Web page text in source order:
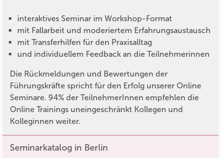
interaktives Seminar im Workshop-Format
mit Fallarbeit und moderiertem Erfahrungsaustausch
mit Transferhilfen für den Praxisalltag
und individuellem Feedback an die Teilnehmerinnen
Die Rückmeldungen und Bewertungen der
Führungskräfte spricht für den Erfolg unserer Online
Seminare. 94% der TeilnehmerInnen empfehlen die
Online Trainings uneingeschränkt Kollegen und
Kolleginnen weiter.
Seminarkatalog in Berlin